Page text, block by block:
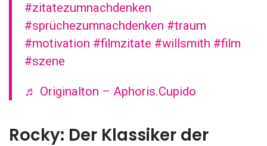
#zitatezumnachdenken
#sprüchezumnachdenken #traum
#motivation #filmzitate #willsmith #film
#szene
♬ Originalton – Aphoris.Cupido
Rocky: Der Klassiker der